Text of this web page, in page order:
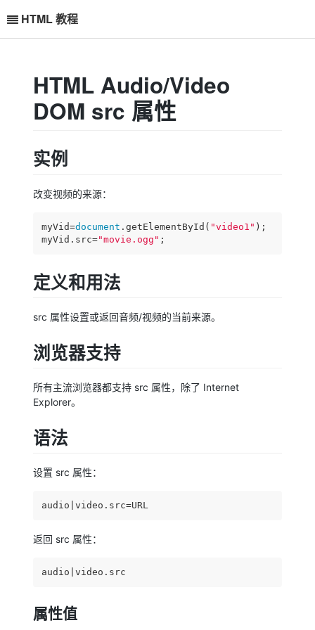
HTML 教程
HTML Audio/Video
DOM src 属性
实例
改变视频的来源：
myVid=document .getElementById( "video1" );
myVid.src="movie.ogg" ;
定义和用法
src 属性设置或返回音频/视频的当前来源。
浏览器支持
所有主流浏览器都支持 src 属性，除了 Internet
Explorer。
语法
设置 src 属性：
audio|video.src=URL
返回 src 属性：
audio|video.src
属性值